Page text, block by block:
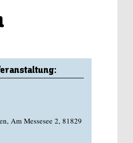
Am Messesee 2, 81829